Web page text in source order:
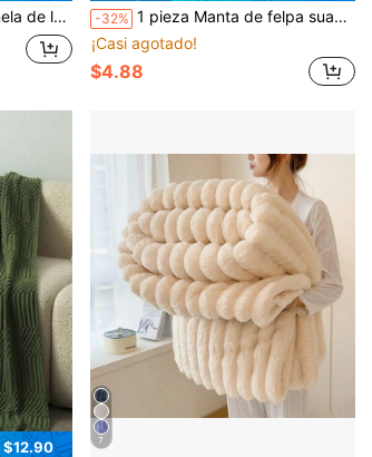
y decoración, manta para la familia -32% 1 pieza Manta de felpa suave y cómoda de unicolor a rayas, manta de regalo de Pascua, manta de lanzamiento multiusos, adecuada para cama, sofá, viaje, oficina, decoración de dormitorio, todas las estaciones, manta de lujo de doble cara - Franela a rayas cómoda, suave y cálida, adecuada para siesta, oficina, camping, sofá - Colcha de poliéster multifuncional, regalo perfecto de Navidad
¡Casi agotado!
$4.88
$12.90 7